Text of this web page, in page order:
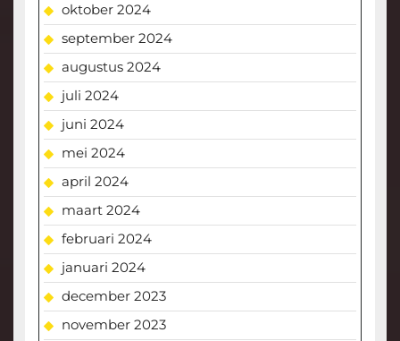
oktober 2024
september 2024
augustus 2024
juli 2024
juni 2024
mei 2024
april 2024
maart 2024
februari 2024
januari 2024
december 2023
november 2023